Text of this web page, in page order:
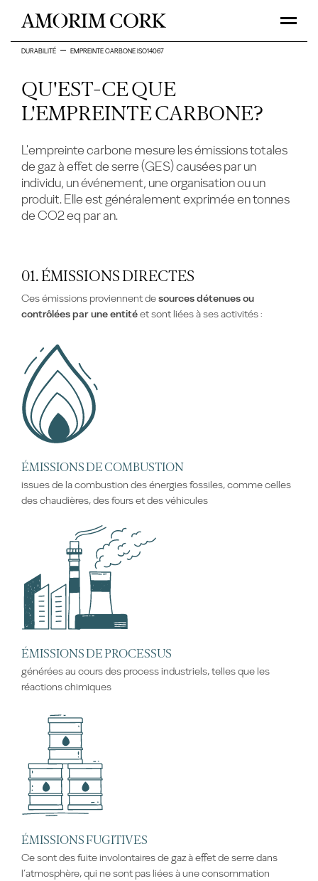
DURABILITÉ EMPREINTE CARBONE ISO14067
QU'EST-CE QUE
L'EMPREINTE CARBONE?
L'empreinte carbone mesure les émissions totales
de gaz à effet de serre (GES) causées par un
individu, un événement, une organisation ou un
produit. Elle est généralement exprimée en tonnes
de CO2 eq par an.
01. ÉMISSIONS DIRECTES
Ces émissions proviennent desources détenues ou
contrôlées par une entitéet sont liées à ses activités :
ÉMISSIONS DE COMBUSTION
issues de la combustion des énergies fossiles, comme celles
des chaudières, des fours et des véhicules
ÉMISSIONS DE PROCESSUS
générées au cours des process industriels, telles que les
réactions chimiques
ÉMISSIONS FUGITIVES
Ce sont des fuite involontaires de gaz à effet de serre dans
l’atmosphère, qui ne sont pas liées à une consommation